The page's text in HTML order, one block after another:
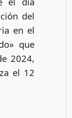
del
en el
que
2024,
el 12